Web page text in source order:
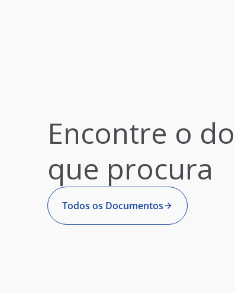
Encontre o
que procura
Todos os Documentos